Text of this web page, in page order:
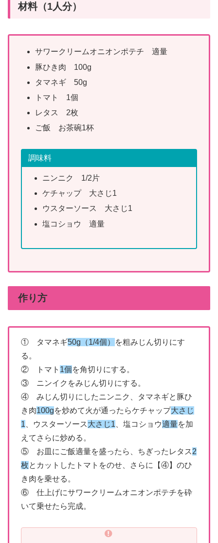
材料（1人分）
サワークリームオニオンポテチ 適量
豚ひき肉 100g
タマネギ 50g
トマト 1個
レタス 2枚
ご飯 お茶碗1杯
調味料
ニンニク 1/2片
ケチャップ 大さじ1
ウスターソース 大さじ1
塩コショウ 適量
作り方
① タマネギ50g（1/4個）
を粗みじん切りにす
る。
② トマト 1個を角切りにする。
③ ニンイクをみじん切りにする。
④ みじん切りにしたニンニク、タマネギと豚ひ
き肉100gを炒めて火が通ったらケチャップ大さじ
1 、ウスターソース大さじ1 、塩コショウ適量を加
えてさらに炒める。
⑤ お皿にご飯適量を盛ったら、ちぎったレタス2
枚とカットしたトマトをのせ、さらに【④】のひ
き肉を乗せる。
⑥ 仕上げにサワークリームオニオンポテチを砕
いて乗せたら完成。